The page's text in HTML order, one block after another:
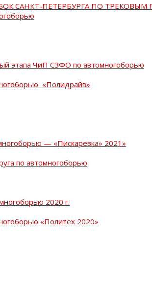
САНКТ-ПЕТЕРБУРГА ПО ТРЕКОВЫМ
этапа ЧиП СЗФО по автомногоборью
«Полидрайв»
— «Пискаревка» 2021»
по автомногоборью
2020 г.
«Политех 2020»